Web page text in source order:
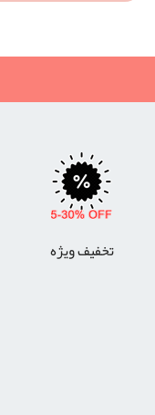
تخفیف ویژه